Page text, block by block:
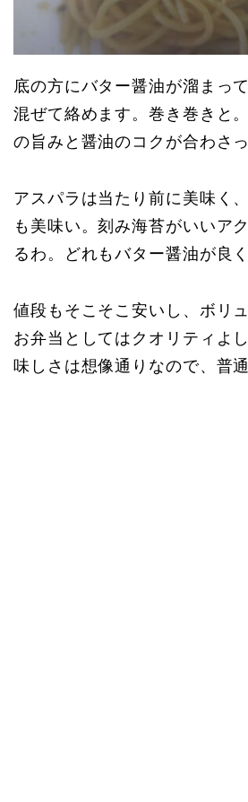
底の方にバター醤油が溜まっ
混ぜて絡めます。巻き巻きと
の旨みと醤油のコクが合わさ
アスパラは当たり前に美味く
も美味い。刻み海苔がいいア
るわ。どれもバター醤油が良く
値段もそこそこ安いし、ボリ
お弁当としてはクオリティよ
味しさは想像通りなので、普通